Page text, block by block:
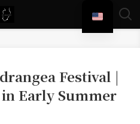
Festival |
Early Summer